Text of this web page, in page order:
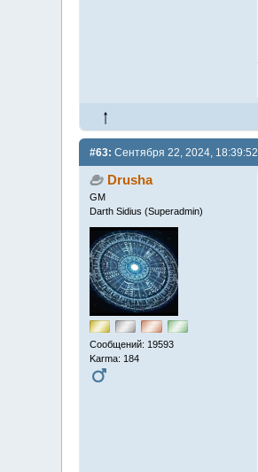
#63: Сентября 22, 2024, 18:39:52
Drusha
GM
Darth Sidius (Superadmin)
Сообщений: 19593
Karma: 184